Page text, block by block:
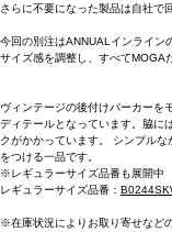
さらに不要になった製品は自社で
今回の別注はANNUALインライン
サイズ感を調整し、すべてMOGA
ヴィンテージの後付けパーカーを
ディテールとなっています。脇に
クがかかっています。 シンプル
をつける一品です。
※レギュラーサイズ品番も展開中
レギュラーサイズ品番：
※在庫状況によりお取り寄せなど